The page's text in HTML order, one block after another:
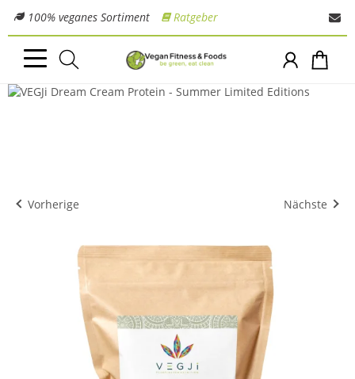
100% veganes Sortiment Ratgeber
Vorherige Nächste